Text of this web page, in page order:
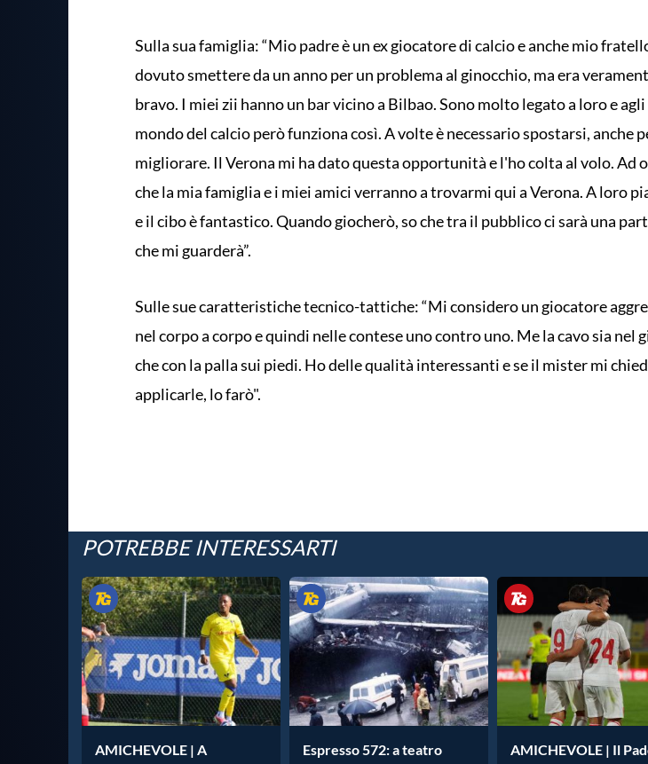
Sulla sua famiglia: “Mio padre è un ex giocatore di calcio e anche mio
dovuto smettere da un anno per un problema al ginocchio, ma era
bravo. I miei zii hanno un bar vicino a Bilbao. Sono molto legato a loro e
mondo del calcio però funziona così. A volte è necessario spostarsi, anche
migliorare. Il Verona mi ha dato questa opportunità e l'ho colta al volo. Ad
che la mia famiglia e i miei amici verranno a trovarmi qui a Verona. A loro
e il cibo è fantastico. Quando giocherò, so che tra il pubblico ci sarà una
che mi guarderà”.
Sulle sue caratteristiche tecnico-tattiche: “Mi considero un giocatore
nel corpo a corpo e quindi nelle contese uno contro uno. Me la cavo sia nel
che con la palla sui piedi. Ho delle qualità interessanti e se il mister mi
applicarle, lo farò".
POTREBBE INTERESSARTI
AMICHEVOLE | A
Espresso 572: a teatro
AMICHEVOLE | Il